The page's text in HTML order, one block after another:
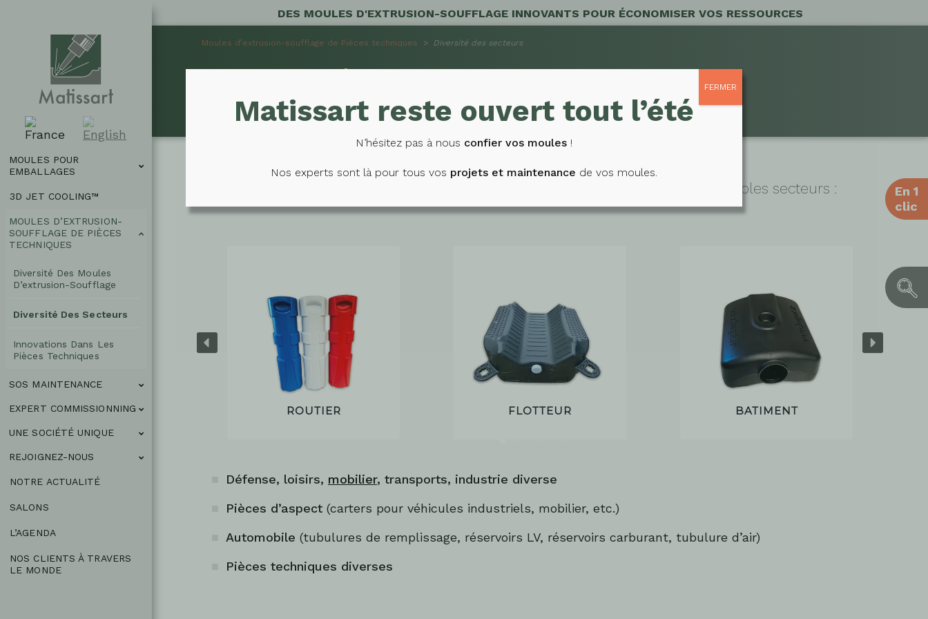
MOULES
POUR
EMBALLAGES
3D
COOLING™
D’EXTRUSION-
DE
PIÈCES
TECHNIQUES
Diversité
Des
D’extrusion-
Diversité
Innovations
Les
Techniques
SOS
COMMISSIONNING
UNE
SOCIÉTÉ
×
Rechercher
sur
En 1
clic
×
EN
BESOIN D'UN
MOULE
D'EMBALLAGE
BESOIN D'UN
MOULE DE
PIÈCE
MOULES POUR
EMBALLAGES
3D JET COOLING™
MOULES D’EXTRUSION-
SOUFFLAGE DE PIÈCES
TECHNIQUES
Diversité Des Moules
D’extrusion-Soufflage
Diversité Des Secteurs
Innovations Dans Les
Pièces Techniques
SOS MAINTENANCE
EXPERT COMMISSIONNING
UNE SOCIÉTÉ UNIQUE
REJOIGNEZ-NOUS
NOTRE ACTUALITÉ
SALONS
L’AGENDA
NOS CLIENTS À TRAVERS
LE MONDE
DES MOULES D'EXTRUSION-SOUFFLAGE INNOVANTS POUR ÉCONOMISER VOS RESSOURCES
Moules d’extrusion-soufflage de Pièces techniques > Diversité des secteurs
Nous concevons et fabriquons des outillages pour des pièces destinées à de multiples secteurs :
ROUTIER FLOTTEUR BATIMENT
Défense, loisirs, mobilier, transports, industrie diverse
Pièces d’aspect (carters pour véhicules industriels, mobilier, etc.)
Automobile (tubulures de remplissage, réservoirs LV, réservoirs carburant, tubulure d’air)
Pièces techniques diverses
Matissart reste ouvert tout l’été
N’hésitez pas à nous confier vos moules !
Nos experts sont là pour tous vos projets et maintenance de vos moules.
FERMER